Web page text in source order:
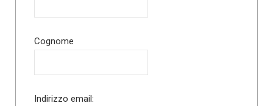
Cognome
Indirizzo email: